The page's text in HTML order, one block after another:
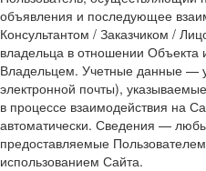
объявления и последующее
Консультантом / Заказчиком /
владельца в отношении
Владельцем. Учетные данные —
электронной почты),
в процессе взаимодействия на
автоматически. Сведения —
предоставляемые
использованием Сайта.